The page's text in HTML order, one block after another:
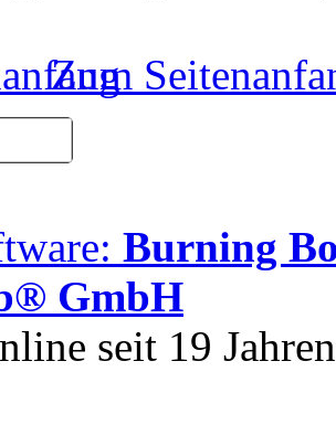
Zum
Burning
GmbH
seit 19